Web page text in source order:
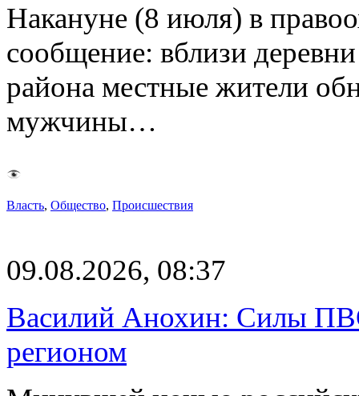
Накануне (8 июля) в
сообщение: вблизи
района местные жители
мужчины…
Власть, Общество, Происшествия
09.08.2026, 08:37
Василий Анохин: Силы
регионом